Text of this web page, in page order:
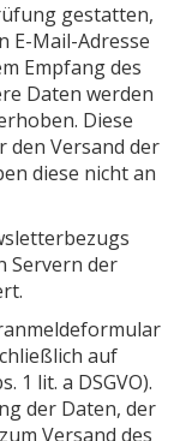
gestatten,
E-Mail-Adresse
Empfang des
Daten werden
Diese
den Versand der
diese nicht an
Servern der
auf
1 lit. a DSGVO).
der Daten, der
Versand des